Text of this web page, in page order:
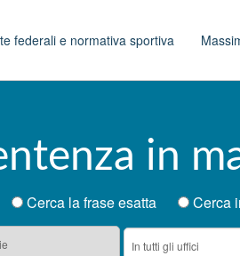
federali e normativa sportiva
in
Cerca la frase esatta
Cerca